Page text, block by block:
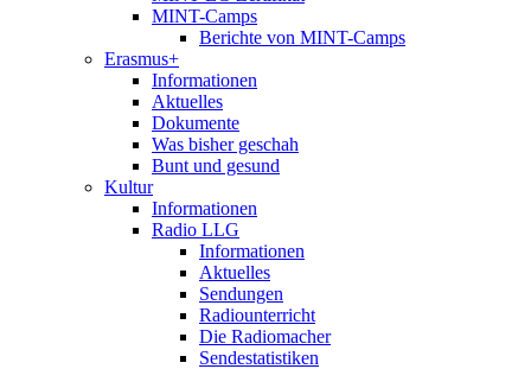
MINT-Camps
Berichte von MINT-Camps
Erasmus+
Informationen
Aktuelles
Dokumente
Was bisher geschah
Bunt und gesund
Kultur
Informationen
Radio LLG
Informationen
Aktuelles
Sendungen
Radiounterricht
Die Radiomacher
Sendestatistiken